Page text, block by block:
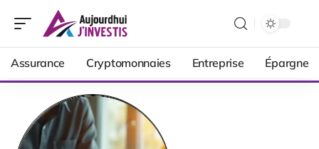
Assurance Cryptomonnaies Entreprise Épargne